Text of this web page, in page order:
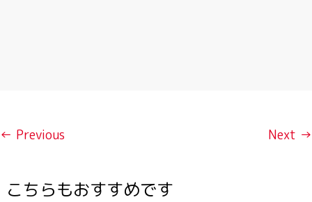
← Previous Next →
こちらもおすすめです